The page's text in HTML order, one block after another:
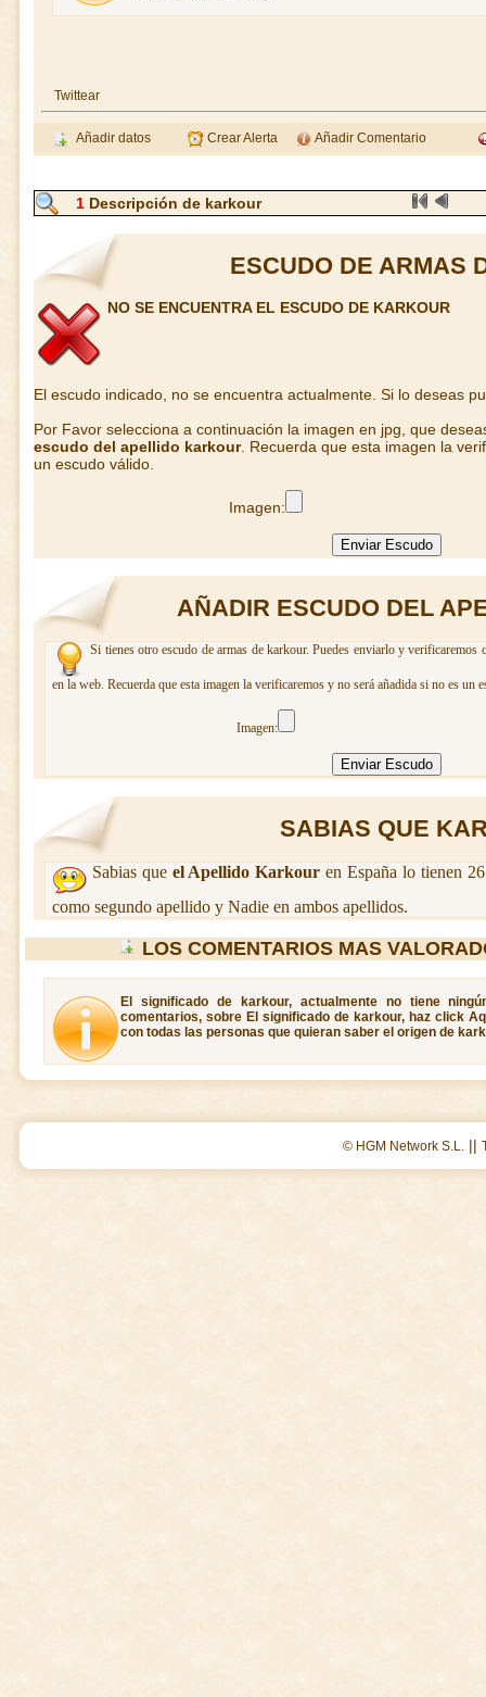
Twittear
Añadir datos Crear Alerta Añadir Comentario
1 Descripción de karkour
ESCUDO DE ARMAS
NO SE ENCUENTRA EL ESCUDO DE KARKOUR
El escudo indicado, no se encuentra actualmente. Si lo deseas
Por Favor selecciona a continuación la imagen en jpg, que
escudo del apellido karkour. Recuerda que esta imagen la
un escudo válido.
Imagen:
AÑADIR ESCUDO DEL
Si tienes otro escudo de armas de karkour. Puedes enviarlo y
en la web. Recuerda que esta imagen la verificaremos y no será añadida si no es un
Imagen:
SABIAS QUE
Sabias que el Apellido Karkour en España lo tienen
como segundo apellido y Nadie en ambos apellidos.
LOS COMENTARIOS MAS
El significado de karkour, actualmente no tiene
comentarios, sobre El significado de karkour, haz click
con todas las personas que quieran saber el origen de
© HGM Network S.L. ||